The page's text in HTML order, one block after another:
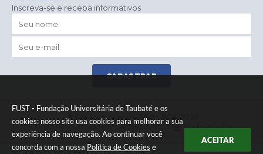
FUST - Fundação Universitária de Taubaté e os
cookies: nosso site usa cookies para melhorar a sua
experiência de navegação. Ao continuar você
concorda com a nossa Política de Cookies e
ACEITAR
Inscreva-se e receba informativos
CADASTRAR
Versão do Sistema:
3.5.3 - 19/06/2026
Portal atualizado em: 04/08/2026 13:17 Dados Abertos